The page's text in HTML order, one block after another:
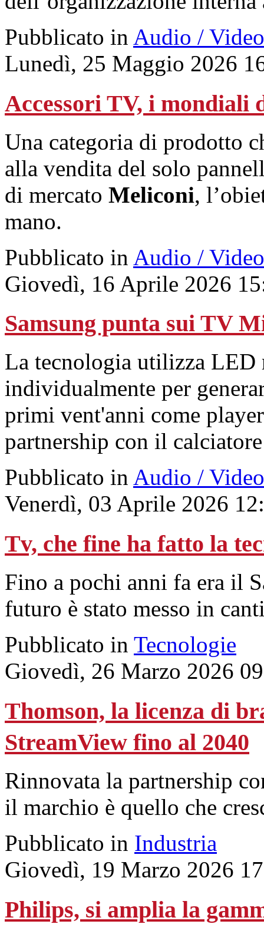
Pubblicato in Audio / Video
Lunedì, 25 Maggio 2026
Accessori TV, i mondiali
Una categoria di prodotto
alla vendita del solo
di mercato Meliconi,
mano.
Pubblicato in Audio / Video
Giovedì, 16 Aprile 2026
Samsung punta sui TV
La tecnologia utilizza
individualmente per
primi vent'anni come
partnership con il
Pubblicato in Audio / Video
Venerdì, 03 Aprile 2026
Tv, che fine ha fatto la
Fino a pochi anni fa era il
futuro è stato messo in
Pubblicato in Tecnologie
Giovedì, 26 Marzo 2026
Thomson, la licenza di
StreamView fino al 2040
Rinnovata la partnership
il marchio è quello che
Pubblicato in Industria
Giovedì, 19 Marzo 2026
Philips, si amplia la